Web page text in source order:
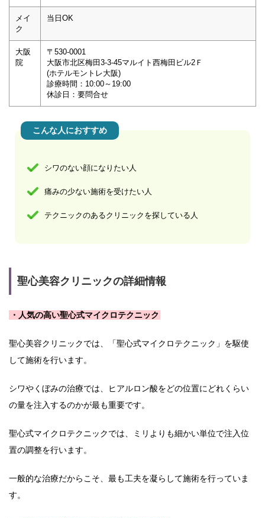
メイ
ク
当日OK
大阪
院
〒530-0001
大阪市北区梅田3-3-45マルイト西梅田ビル2Ｆ
(ホテルモントレ大阪)
診療時間：10:00～19:00
休診日：要問合せ
こんな人におすすめ
シワのない顔になりたい人
痛みの少ない施術を受けたい人
テクニックのあるクリニックを探している人
聖心美容クリニックの詳細情報
・人気の高い聖心式マイクロテクニック
聖心美容クリニックでは、「聖心式マイクロテクニック」を駆使
して施術を行います。
シワやくぼみの治療では、ヒアルロン酸をどの位置にどれくらい
の量を注入するのかが最も重要です。
聖心式マイクロテクニックでは、ミリよりも細かい単位で注入位
置の調整を行います。
一般的な治療だからこそ、最も工夫を凝らして施術を行っていま
す。